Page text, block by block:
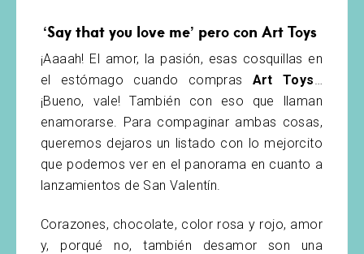
‘Say that you love me’ pero con Art Toys
¡Aaaah! El amor, la pasión, esas cosquillas en
el estómago cuando compras Art Toys…
¡Bueno, vale! También con eso que llaman
enamorarse. Para compaginar ambas cosas,
queremos dejaros un listado con lo mejorcito
que podemos ver en el panorama en cuanto a
lanzamientos de San Valentín.
Corazones, chocolate, color rosa y rojo, amor
y, porqué no, también desamor son una